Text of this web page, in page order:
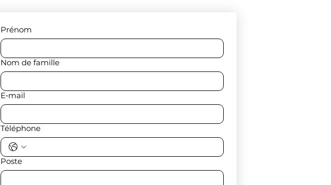
Prénom
Nom de famille
E‑mail
Téléphone
Poste